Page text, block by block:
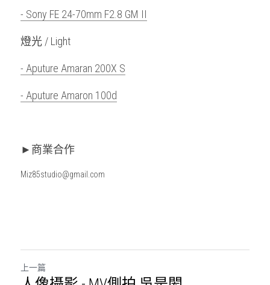
- Sony FE 24-70mm F2.8 GM II
燈光 / Light
- Aputure Amaran 200X S
- Aputure Amaron 100d
►商業合作
Miz85studio@gmail.com
上一篇